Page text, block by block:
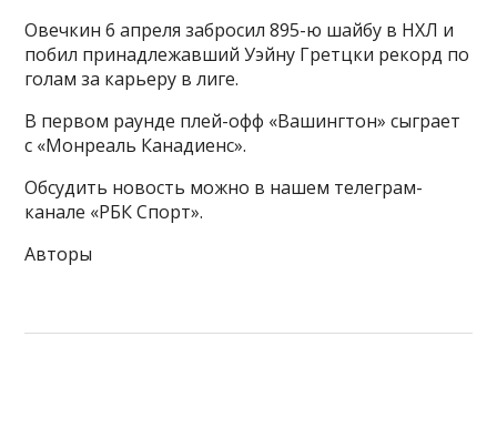
Овечкин 6 апреля забросил 895-ю шайбу в НХЛ и
побил принадлежавший Уэйну Гретцки рекорд по
голам за карьеру в лиге.
В первом раунде плей-офф «Вашингтон» сыграет
с «Монреаль Канадиенс».
Обсудить новость можно в нашем телеграм-
канале «РБК Спорт».
Авторы